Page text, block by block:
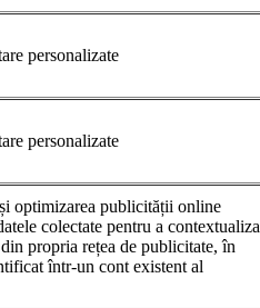
personalizate
personalizate
optimizarea publicității online
colectate pentru a contextualiza
propria rețea de publicitate, în
într-un cont existent al